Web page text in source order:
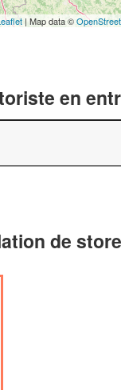
| Map data ©
en
de